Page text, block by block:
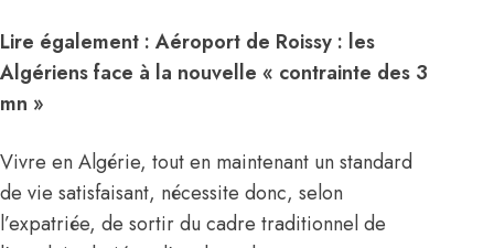
Lire également : Aéroport de Roissy : les
Algériens face à la nouvelle « contrainte des 3
mn »
Vivre en Algérie, tout en maintenant un standard
de vie satisfaisant, nécessite donc, selon
l’expatriée, de sortir du cadre traditionnel de